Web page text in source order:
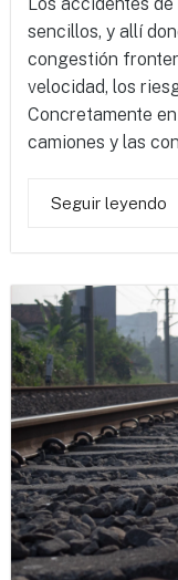
sencillos, y allí
congestión
velocidad, los
Concretamente
camiones y las
Seguir leyendo